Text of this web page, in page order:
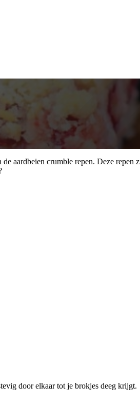
aardbeien crumble repen. Deze
door elkaar tot je brokjes deeg krijgt.